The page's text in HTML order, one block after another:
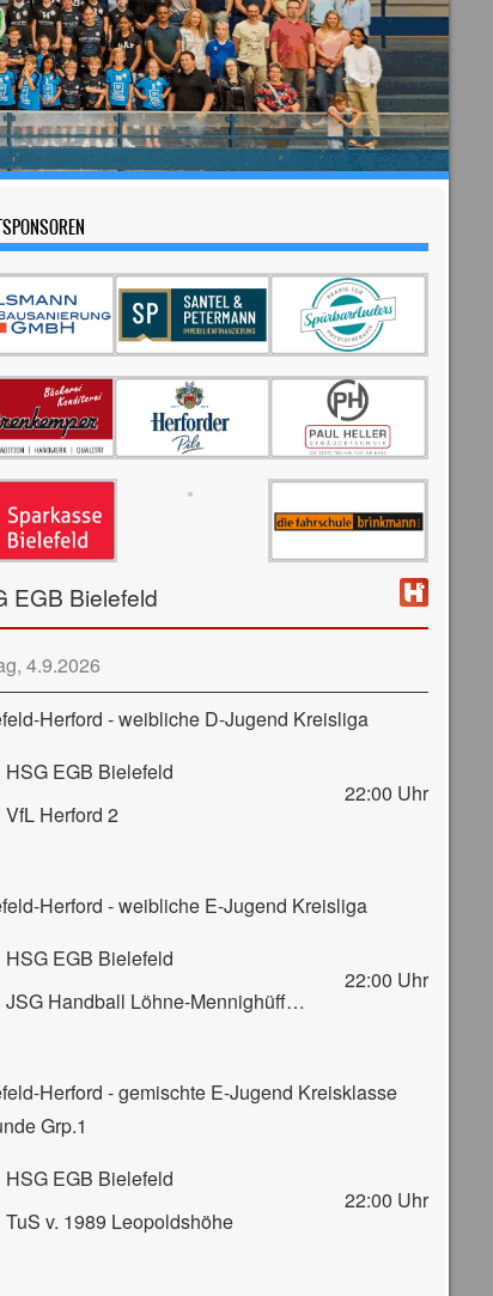
EGB Bielefeld
4.9.2026
Herford - weibliche D-Jugend Kreisliga
HSG EGB Bielefeld
VfL Herford 2
22:00 Uhr
Herford - weibliche E-Jugend Kreisliga
HSG EGB Bielefeld
JSG Handball Löhne-Mennighüffen-Obernbeck
22:00 Uhr
Herford - gemischte E-Jugend Kreisklasse
Grp.1
HSG EGB Bielefeld
TuS v. 1989 Leopoldshöhe
22:00 Uhr